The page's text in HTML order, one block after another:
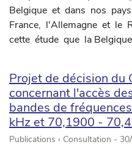
Belgique et dans nos
France, l'Allemagne et le
cette étude que la
Projet de décision du
concernant l'accès
bandes de
kHz et 70,1900 -
Publications › Consultation -